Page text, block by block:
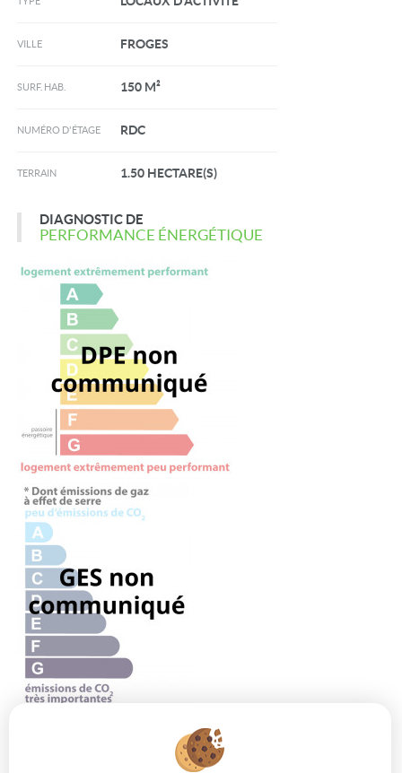
VILLE FROGES
SURF. HAB. 150 M²
NUMÉRO D'ÉTAGE RDC
TERRAIN 1.50 HECTARE(S)
DIAGNOSTIC DE
PERFORMANCE ÉNERGÉTIQUE